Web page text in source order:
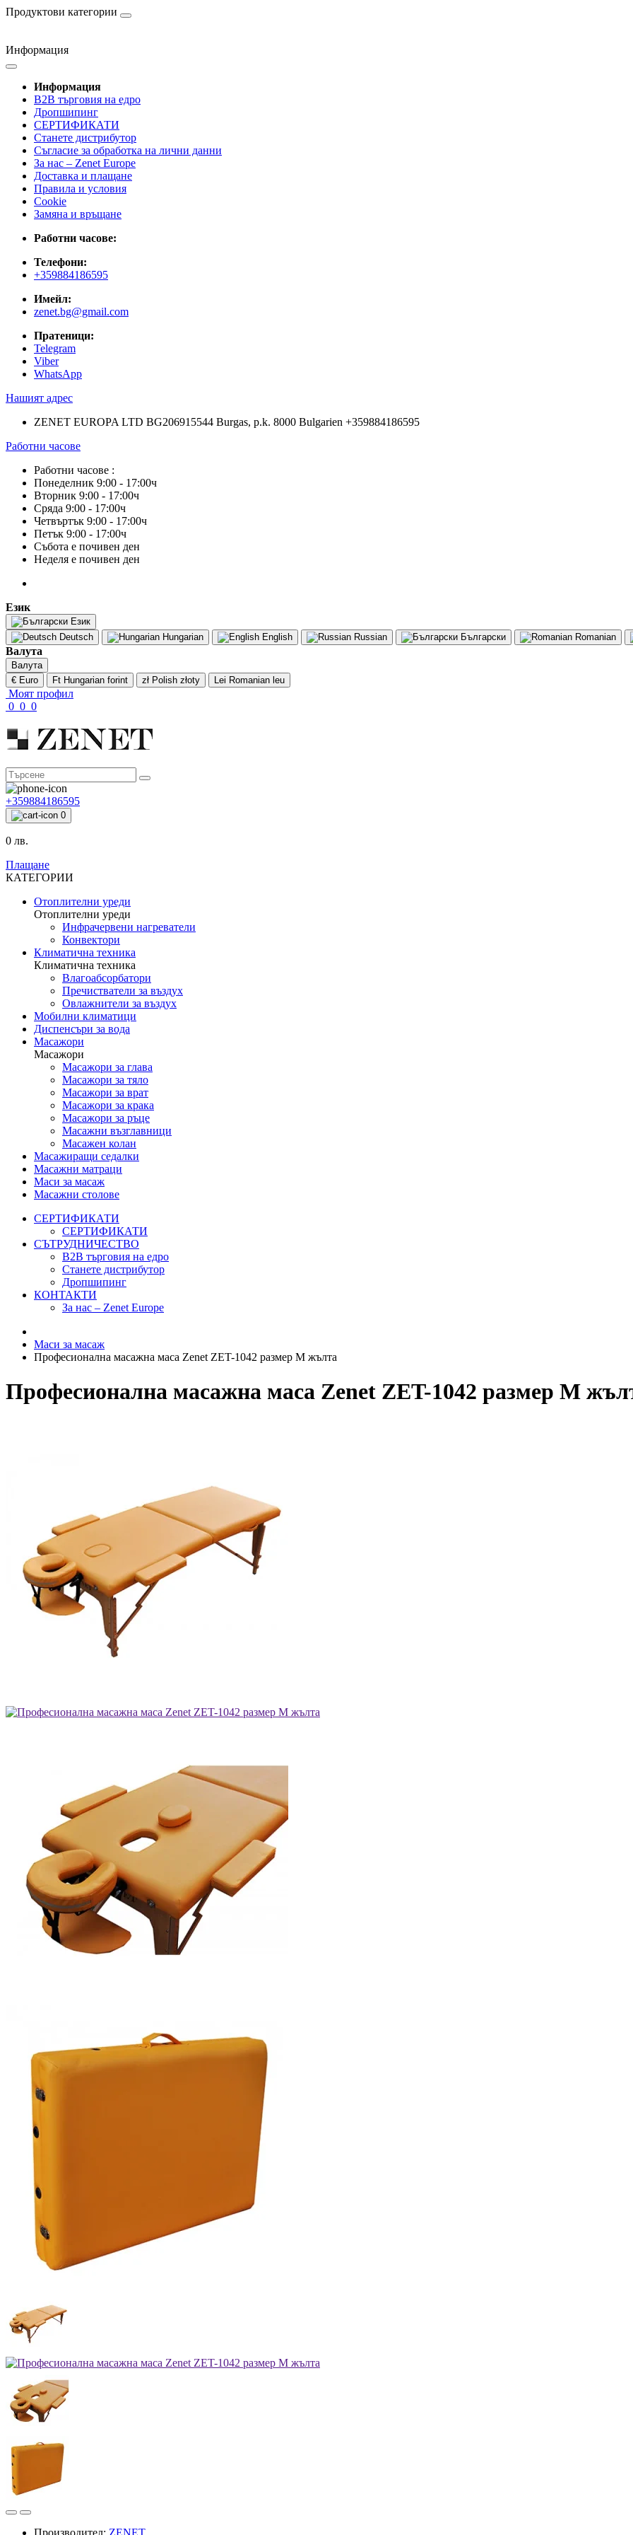
Продуктови категории
Информация
Информация
B2B търговия на едро
Дропшипинг
СЕРТИФИКАТИ
Станете дистрибутор
Съгласие за обработка на лични данни
За нас – Zenet Europe
Доставка и плащане
Правила и условия
Cookie
Замяна и връщане
Работни часове:
Телефони:
+359884186595
Имейл:
zenet.bg@gmail.com
Пратеници:
Telegram
Viber
WhatsApp
Нашият адрес
ZENET EUROPA LTD BG206915544 Burgas, p.k. 8000 Bulgarien +359884186595
Работни часове
Работни часове :
Понеделник 9:00 - 17:00ч
Вторник 9:00 - 17:00ч
Сряда 9:00 - 17:00ч
Четвъртък 9:00 - 17:00ч
Петък 9:00 - 17:00ч
Събота е почивен ден
Неделя е почивен ден
Език
Език
Deutsch
Hungarian English Russian Български Romanian
Валута
Валута
€ Euro
Ft Hungarian forint zł Polish złoty Lei Romanian leu
Моят профил
0 0 0
+359884186595
0
0 лв.
Плащане
КАТЕГОРИИ
Отоплителни уреди
Отоплителни уреди
Инфрачервени нагреватели
Конвектори
Климатична техника
Климатична техника
Влагоабсорбатори
Пречистватели за въздух
Овлажнители за въздух
Мобилни климатици
Диспенсъри за вода
Масажори
Масажори
Масажори за глава
Масажори за тяло
Масажори за врат
Масажори за крака
Масажори за ръце
Масажни възглавници
Масажен колан
Масажиращи седалки
Mасажни матраци
Маси за масаж
Масажни столове
СЕРТИФИКАТИ
СЕРТИФИКАТИ
СЪТРУДНИЧЕСТВО
B2B търговия на едро
Станете дистрибутор
Дропшипинг
КОНТАКТИ
За нас – Zenet Europe
Маси за масаж
Професионална масажна маса Zenet ZET-1042 размер M жълта
Професионална масажна маса Zenet ZET-1042 размер M
Производител: ZENET